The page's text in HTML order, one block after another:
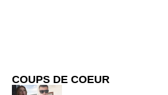
COUPS DE COEUR